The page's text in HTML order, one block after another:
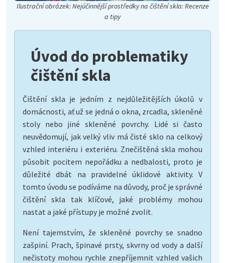
Ilustrační obrázek: Nejúčinnější prostředky na čištění skla: Recenze
a tipy
Úvod do problematiky
čištění skla
Čištění skla je jedním z nejdůležitějších úkolů v
domácnosti, ať už se jedná o okna, zrcadla, skleněné
stoly nebo jiné skleněné povrchy. Lidé si často
neuvědomují, jak velký vliv má čisté sklo na celkový
vzhled interiéru i exteriéru. Znečištěná skla mohou
působit pocitem nepořádku a nedbalosti, proto je
důležité dbát na pravidelné úklidové aktivity. V
tomto úvodu se podíváme na důvody, proč je správné
čištění skla tak klíčové, jaké problémy mohou
nastat a jaké přístupy je možné zvolit.
Není tajemstvím, že skleněné povrchy se snadno
zašpiní. Prach, špinavé prsty, skvrny od vody a další
nečistoty mohou rychle znepříjemnit vzhled vašich